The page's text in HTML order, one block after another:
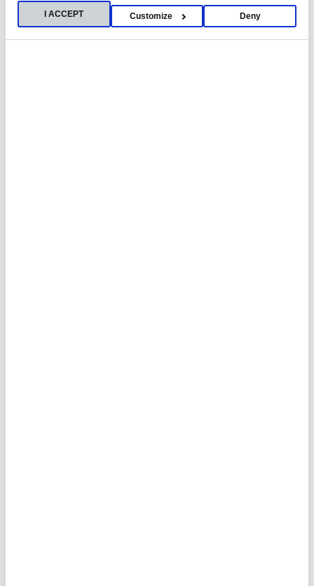
I ACCEPT Customize Deny